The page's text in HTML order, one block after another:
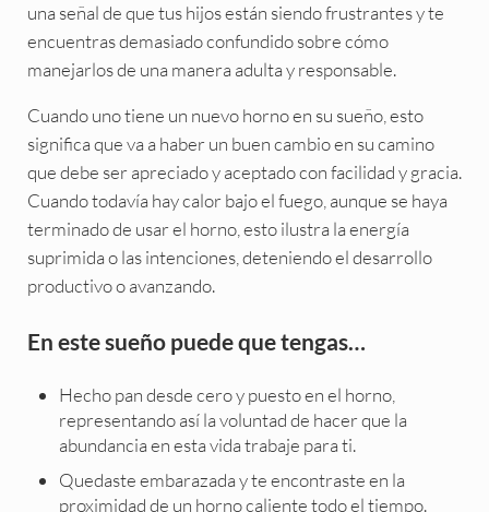
una señal de que tus hijos están siendo frustrantes y te
encuentras demasiado confundido sobre cómo
manejarlos de una manera adulta y responsable.
Cuando uno tiene un nuevo horno en su sueño, esto
significa que va a haber un buen cambio en su camino
que debe ser apreciado y aceptado con facilidad y gracia.
Cuando todavía hay calor bajo el fuego, aunque se haya
terminado de usar el horno, esto ilustra la energía
suprimida o las intenciones, deteniendo el desarrollo
productivo o avanzando.
En este sueño puede que tengas…
Hecho pan desde cero y puesto en el horno,
representando así la voluntad de hacer que la
abundancia en esta vida trabaje para ti.
Quedaste embarazada y te encontraste en la
proximidad de un horno caliente todo el tiempo.